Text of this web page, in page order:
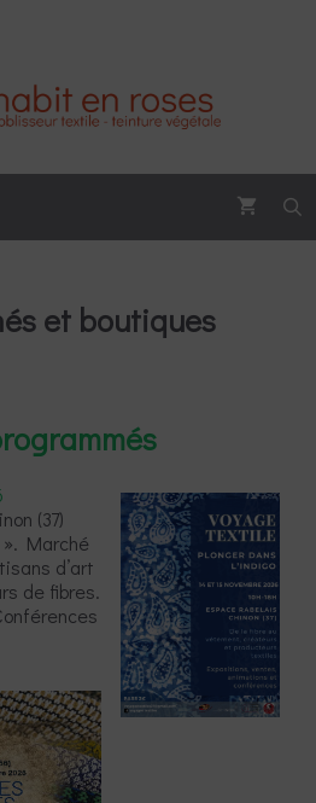
et boutiques
(37)
». Marché
d’art
de fibres.